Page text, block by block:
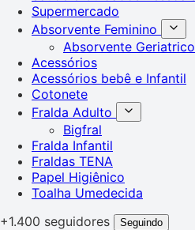
Supermercado
Absorvente Feminino
Absorvente Geriatrico
Acessórios
Acessórios bebê e Infantil
Cotonete
Fralda Adulto
Bigfral
Fralda Infantil
Fraldas TENA
Papel Higiênico
Toalha Umedecida
+1.400 seguidores
Seguindo